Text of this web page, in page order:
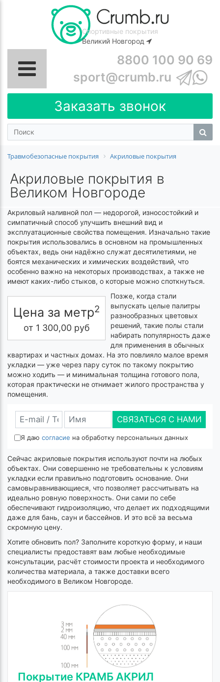
Спортивные покрытия
Великий Новгород
8800 100 90 69
sport@crumb.ru
Заказать звонок
Травмобезопасные покрытия Акриловые покрытия
Акриловые покрытия в
Великом Новгороде
Акриловый наливной пол — недорогой, износостойкий и
симпатичный способ улучшить внешний вид и
эксплуатационные свойства помещения. Изначально такие
покрытия использовались в основном на промышленных
объектах, ведь они надёжно служат десятилетиями, не
боятся механических и химических воздействий, что
особенно важно на некоторых производствах, а также не
имеют каких-либо стыков, о которые можно споткнуться.
Цена за метр2
от 1 300,00 руб
Позже, когда стали
выпускать целые палитры
разнообразных цветовых
решений, такие полы стали
набирать популярность даже
для применения в обычных
квартирах и частных домах. На это повлияло малое время
укладки — уже через пару суток по такому покрытию
можно ходить — и минимальная толщина готового пола,
которая практически не отнимает жилого пространства у
помещения.
СВЯЗАТЬСЯ С НАМИ
Я даю согласие на обработку персональных данных
Сейчас акриловые покрытия используют почти на любых
объектах. Они совершенно не требовательны к условиям
укладки если правильно подготовить основание. Они
самовыравнивающиеся, что позволяет рассчитывать на
идеально ровную поверхность. Они сами по себе
обеспечивают гидроизоляцию, что делает их подходящими
даже для бань, саун и бассейнов. И это всё за весьма
скромную цену.
Хотите обновить пол? Заполните короткую форму, и наши
специалисты предоставят вам любые необходимые
консультации, расчёт стоимости проекта и необходимого
количества материала, а также доставки всего
необходимого в Великом Новгороде.
Покрытие КРАМБ АКРИЛ